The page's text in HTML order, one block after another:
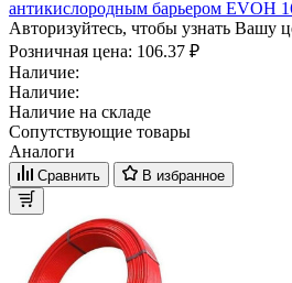
антикислородным барьером EVOH
Авторизуйтесь, чтобы узнать Вашу
Розничная цена: 106.37 ₽
Наличие:
Наличие:
Наличие на складе
Сопутствующие товары
Аналоги
Сравнить В избранное